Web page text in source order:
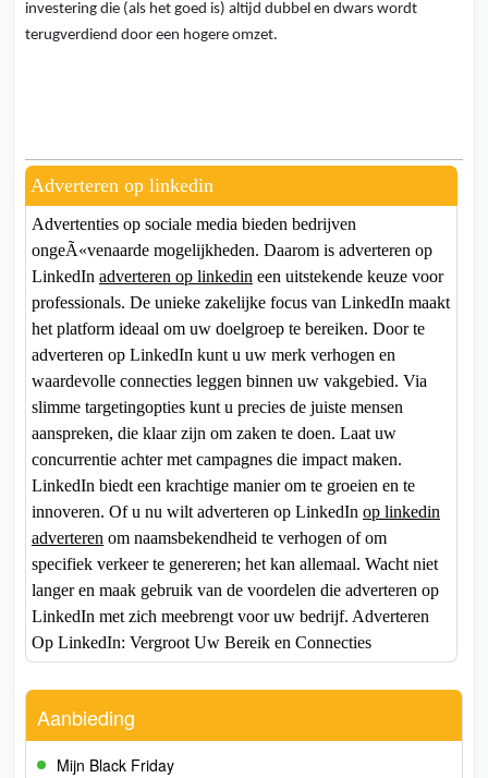
investering die (als het goed is) altijd dubbel en dwars wordt
terugverdiend door een hogere omzet.
Adverteren op linkedin
Advertenties op sociale media bieden bedrijven
ongeÃ«venaarde mogelijkheden. Daarom is adverteren op
LinkedIn adverteren op linkedin een uitstekende keuze voor
professionals. De unieke zakelijke focus van LinkedIn maakt
het platform ideaal om uw doelgroep te bereiken. Door te
adverteren op LinkedIn kunt u uw merk verhogen en
waardevolle connecties leggen binnen uw vakgebied. Via
slimme targetingopties kunt u precies de juiste mensen
aanspreken, die klaar zijn om zaken te doen. Laat uw
concurrentie achter met campagnes die impact maken.
LinkedIn biedt een krachtige manier om te groeien en te
innoveren. Of u nu wilt adverteren op LinkedIn op linkedin
adverteren om naamsbekendheid te verhogen of om
specifiek verkeer te genereren; het kan allemaal. Wacht niet
langer en maak gebruik van de voordelen die adverteren op
LinkedIn met zich meebrengt voor uw bedrijf. Adverteren
Op LinkedIn: Vergroot Uw Bereik en Connecties
Aanbieding
Mijn Black Friday